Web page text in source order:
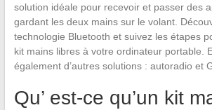
solution idéale pour recevoir et passer des
gardant les deux mains sur le volant.
technologie Bluetooth et suivez les étapes
kit mains libres à votre ordinateur portable.
également d’autres solutions : autoradio et
Qu’ est-ce qu’un kit